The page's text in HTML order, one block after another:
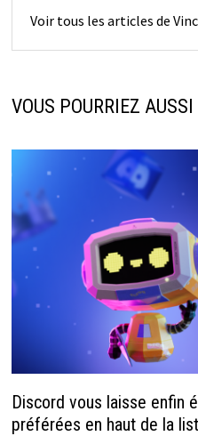
Voir tous les articles de
VOUS POURRIEZ
Discord vous laisse enfin
préférées en haut de la